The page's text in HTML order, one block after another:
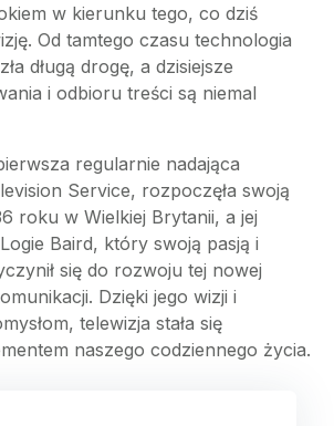
w kierunku tego, co dziś
Od tamtego czasu technologia
długą drogę, a dzisiejsze
i odbioru treści są niemal
regularnie nadająca
Service, rozpoczęła swoją
roku w Wielkiej Brytanii, a jej
Baird, który swoją pasją i
się do rozwoju tej nowej
Dzięki jego wizji i
telewizja stała się
naszego codziennego życia.